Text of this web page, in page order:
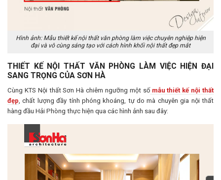
Hình ảnh: Mẫu thiết kế nội thất văn phòng làm việc chuyên nghiệp hiện
đại và vô cùng sáng tạo với cách hình khối nội thất đẹp mắt
THIẾT KẾ NỘI THẤT VĂN PHÒNG LÀM VIỆC HIỆN ĐẠI
SANG TRỌNG CỦA SƠN HÀ
Cùng KTS Nội thất Sơn Hà chiêm ngưỡng một sốmẫu thiết kế nội thất
đẹp, chất lượng đầy tính phóng khoáng, tự do mà chuyên gia nội thất
hàng đầu Hải Phòng thực hiện qua các hình ảnh sau đây: